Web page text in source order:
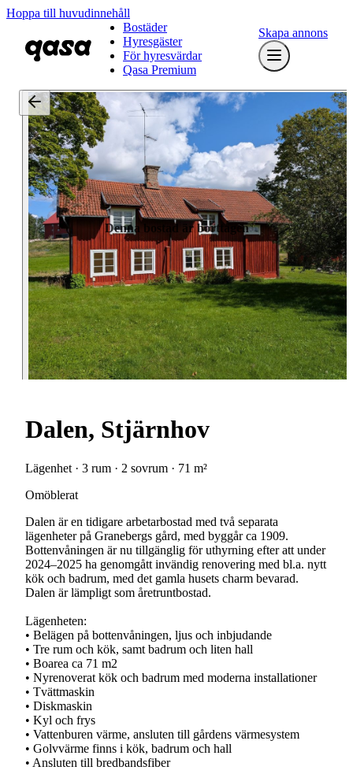
Hoppa till huvudinnehåll
Bostäder
Hyresgäster
För hyresvärdar
Qasa Premium
Skapa annons
Denna bostad är borttagen
Dalen, Stjärnhov
Lägenhet · 3 rum · 2 sovrum · 71 m²
Omöblerat
Dalen är en tidigare arbetarbostad med två separata
lägenheter på Granebergs gård, med byggår ca 1909.
Bottenvåningen är nu tillgänglig för uthyrning efter att under
2024–2025 ha genomgått invändig renovering med bl.a. nytt
kök och badrum, med det gamla husets charm bevarad.
Dalen är lämpligt som åretruntbostad.
Lägenheten:
• Belägen på bottenvåningen, ljus och inbjudande
• Tre rum och kök, samt badrum och liten hall
• Boarea ca 71 m2
• Nyrenoverat kök och badrum med moderna installationer
• Tvättmaskin
• Diskmaskin
• Kyl och frys
• Vattenburen värme, ansluten till gårdens värmesystem
• Golvvärme finns i kök, badrum och hall
• Ansluten till bredbandsfiber